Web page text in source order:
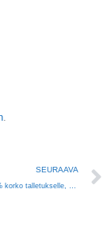
.
SEURAAVA